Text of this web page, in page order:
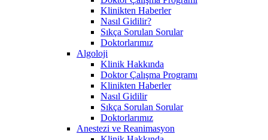
Klinikten Haberler
Nasıl Gidilir?
Sıkça Sorulan Sorular
Doktorlarımız
Algoloji
Klinik Hakkında
Doktor Çalışma Programı
Klinikten Haberler
Nasıl Gidilir
Sıkça Sorulan Sorular
Doktorlarımız
Anestezi ve Reanimasyon